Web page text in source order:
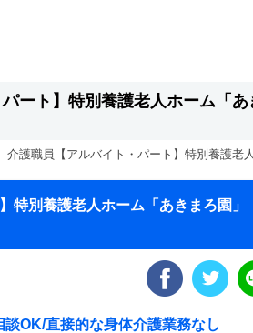
ート】特別養護老人ホーム「
介護職員【アルバイト・パート】特別養護老
特別養護老人ホーム「あきまろ園」
OK/直接的な身体介護業務なし